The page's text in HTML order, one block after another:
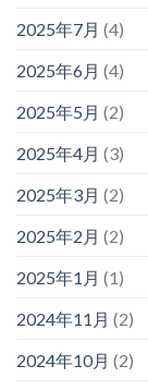
2025年7月 (4)
2025年6月 (4)
2025年5月 (2)
2025年4月 (3)
2025年3月 (2)
2025年2月 (2)
2025年1月 (1)
2024年11月 (2)
2024年10月 (2)